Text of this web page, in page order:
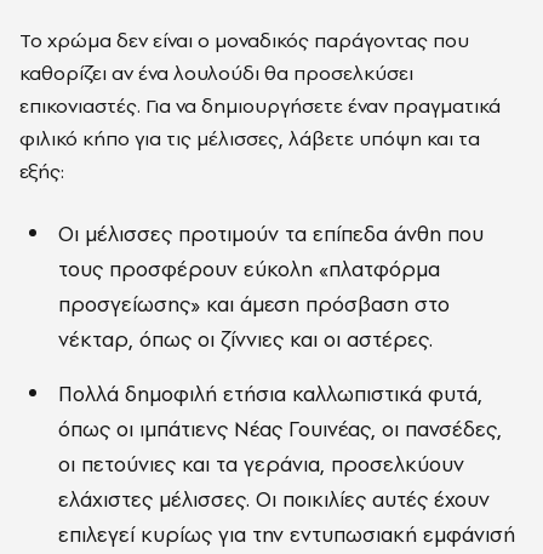
Το χρώμα δεν είναι ο μοναδικός παράγοντας που
καθορίζει αν ένα λουλούδι θα προσελκύσει
επικονιαστές. Για να δημιουργήσετε έναν πραγματικά
φιλικό κήπο για τις μέλισσες, λάβετε υπόψη και τα
εξής:
Οι μέλισσες προτιμούν τα επίπεδα άνθη που
τους προσφέρουν εύκολη «πλατφόρμα
προσγείωσης» και άμεση πρόσβαση στο
νέκταρ, όπως οι ζίννιες και οι αστέρες.
Πολλά δημοφιλή ετήσια καλλωπιστικά φυτά,
όπως οι ιμπάτιενς Νέας Γουινέας, οι πανσέδες,
οι πετούνιες και τα γεράνια, προσελκύουν
ελάχιστες μέλισσες. Οι ποικιλίες αυτές έχουν
επιλεγεί κυρίως για την εντυπωσιακή εμφάνισή